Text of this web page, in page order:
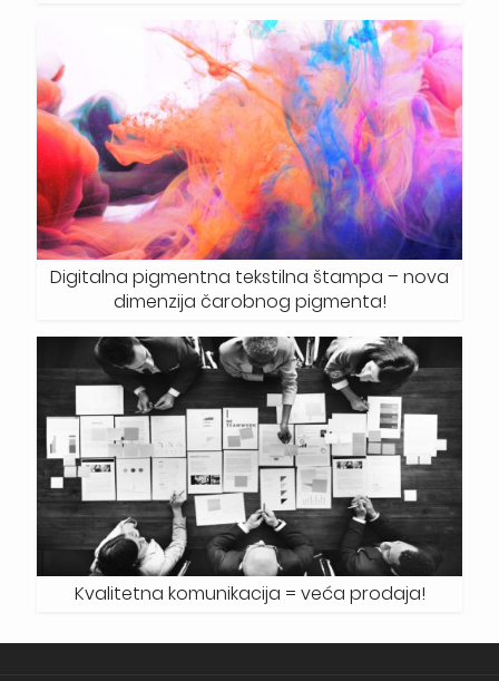
Digitalna pigmentna tekstilna štampa – nova
dimenzija čarobnog pigmenta!
Kvalitetna komunikacija = veća prodaja!